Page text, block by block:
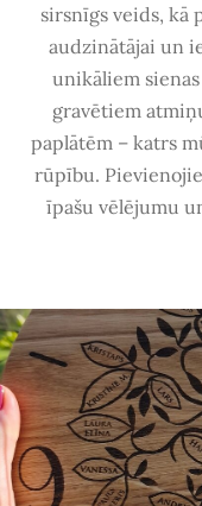
sirsnīgs veids, kā
audzinātājai un
unikāliem
gravētiem
paplātēm – katrs
rūpību.
īpašu vēlējumu